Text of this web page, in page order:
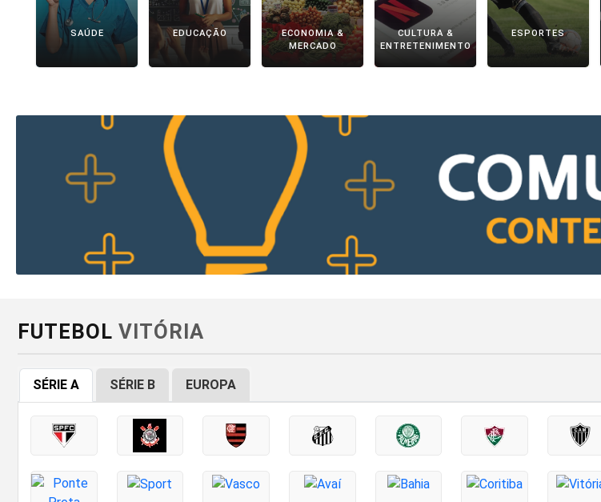
SAÚDE EDUCAÇÃO
ECONOMIA &
MERCADO
CULTURA &
ENTRETENIMENTO
ESPORTES
FUTEBOL VITÓRIA
SÉRIE A SÉRIE B EUROPA